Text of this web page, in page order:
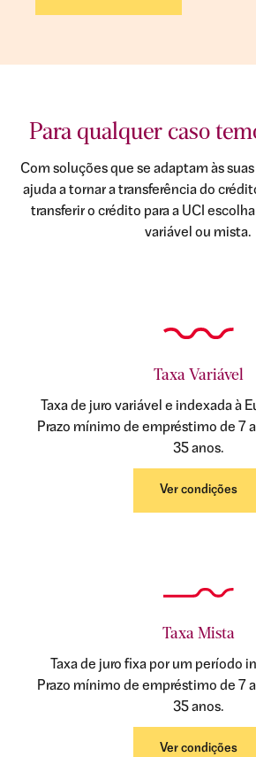
Para qualquer caso
Com soluções que se adaptam às
ajuda a tornar a transferência do
transferir o crédito para a UCI
variável ou mista.
Taxa Variável
Taxa de juro variável e indexada à
Prazo mínimo de empréstimo de 7
35 anos.
Ver condições
Taxa Mista
Taxa de juro fixa por um período
Prazo mínimo de empréstimo de 7
35 anos.
Ver condições